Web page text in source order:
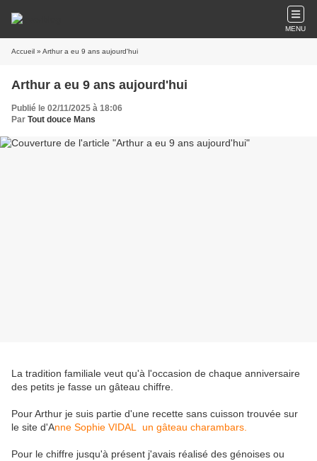
MENU
Accueil » Arthur a eu 9 ans aujourd'hui
Arthur a eu 9 ans aujourd'hui
Publié le 02/11/2025 à 18:06
Par Tout douce Mans
La tradition familiale veut qu'à l'occasion de chaque anniversaire
des petits je fasse un gâteau chiffre.
Pour Arthur je suis partie d'une recette sans cuisson trouvée sur
le site d'Anne Sophie VIDAL un gâteau charambars.
Pour le chiffre jusqu'à présent j'avais réalisé des génoises ou